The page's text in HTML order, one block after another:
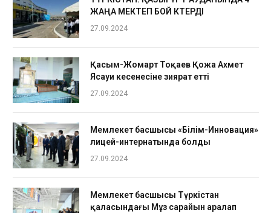
ЖАҢА МЕКТЕП БОЙ КӨТЕРДІ
27.09.2024
Қасым-Жомарт Тоқаев Қожа Ахмет
Ясауи кесенесіне зиярат етті
27.09.2024
Мемлекет басшысы «Білім-Инновация»
лицей-интернатында болды
27.09.2024
Мемлекет басшысы Түркістан
қаласындағы Мұз сарайын аралап